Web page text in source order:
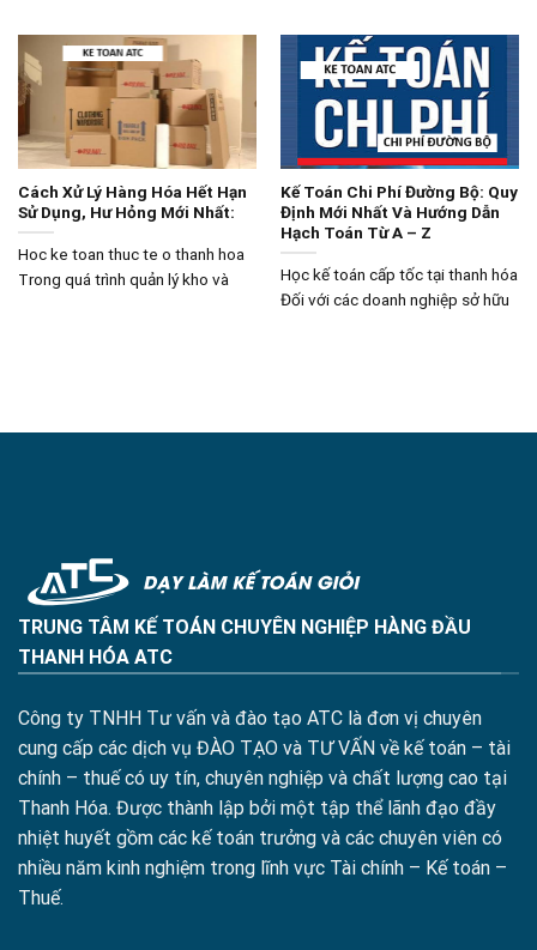
Cách Xử Lý Hàng Hóa Hết Hạn
Sử Dụng, Hư Hỏng Mới Nhất:
Hoc ke toan thuc te o thanh hoa
Trong quá trình quản lý kho và
Kế Toán Chi Phí Đường Bộ: Quy
Định Mới Nhất Và Hướng Dẫn
Hạch Toán Từ A – Z
Học kế toán cấp tốc tại thanh hóa
Đối với các doanh nghiệp sở hữu
TRUNG TÂM KẾ TOÁN CHUYÊN NGHIỆP HÀNG ĐẦU
THANH HÓA ATC
Công ty TNHH Tư vấn và đào tạo ATC là đơn vị chuyên
cung cấp các dịch vụ ĐÀO TẠO và TƯ VẤN về kế toán – tài
chính – thuế có uy tín, chuyên nghiệp và chất lượng cao tại
Thanh Hóa. Được thành lập bởi một tập thể lãnh đạo đầy
nhiệt huyết gồm các kế toán trưởng và các chuyên viên có
nhiều năm kinh nghiệm trong lĩnh vực Tài chính – Kế toán –
Thuế.